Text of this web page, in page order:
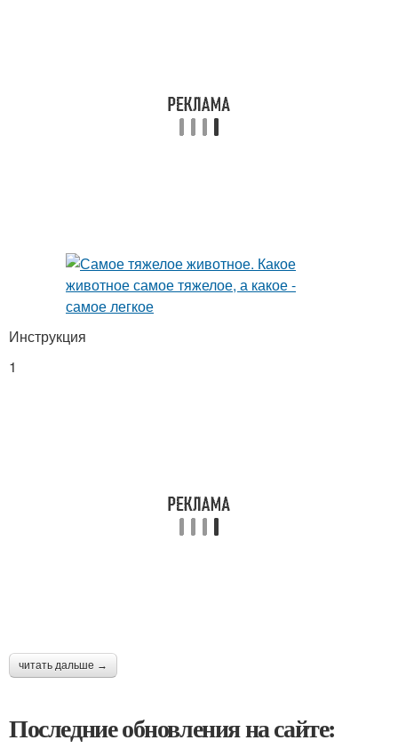
Инструкция
1
читать дальше →
Последние обновления на сайте: